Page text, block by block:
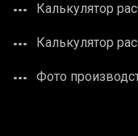
Калькулятор
Калькулятор
Фото